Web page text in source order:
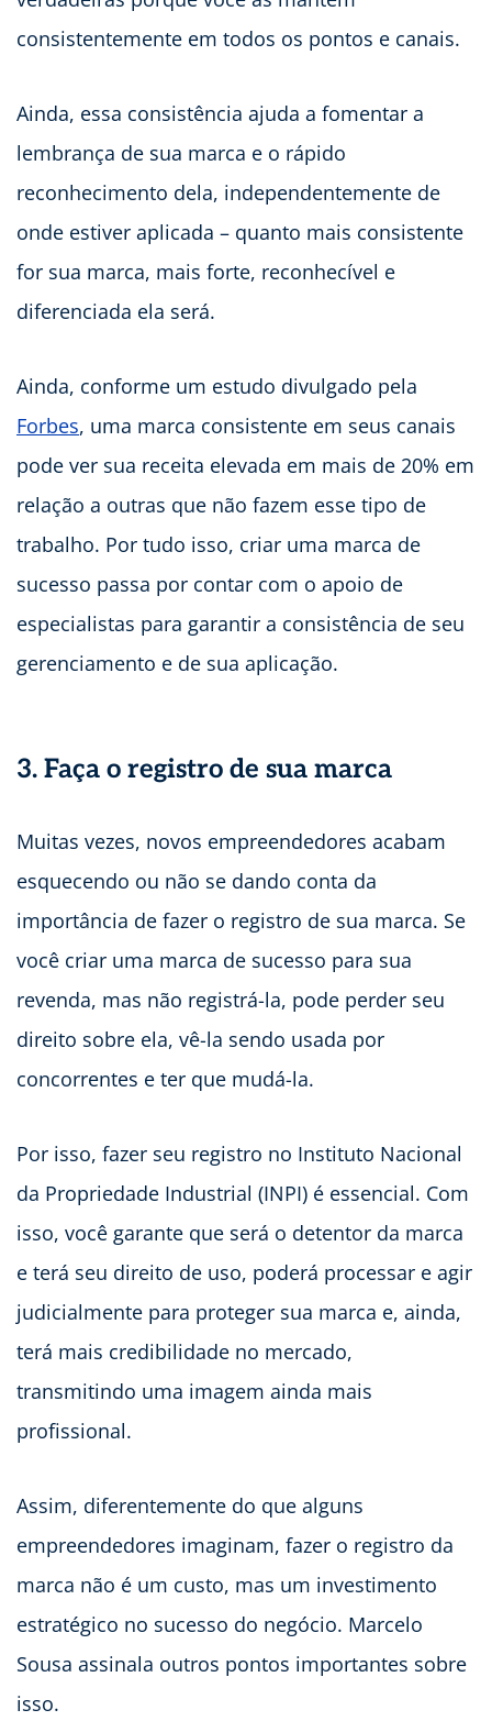
consistentemente em todos os pontos e canais.
Ainda, essa consistência ajuda a fomentar a
lembrança de sua marca e o rápido
reconhecimento dela, independentemente de
onde estiver aplicada – quanto mais consistente
for sua marca, mais forte, reconhecível e
diferenciada ela será.
Ainda, conforme um estudo divulgado pela
Forbes, uma marca consistente em seus canais
pode ver sua receita elevada em mais de 20% em
relação a outras que não fazem esse tipo de
trabalho. Por tudo isso, criar uma marca de
sucesso passa por contar com o apoio de
especialistas para garantir a consistência de seu
gerenciamento e de sua aplicação.
3. Faça o registro de sua marca
Muitas vezes, novos empreendedores acabam
esquecendo ou não se dando conta da
importância de fazer o registro de sua marca. Se
você criar uma marca de sucesso para sua
revenda, mas não registrá-la, pode perder seu
direito sobre ela, vê-la sendo usada por
concorrentes e ter que mudá-la.
Por isso, fazer seu registro no Instituto Nacional
da Propriedade Industrial (INPI) é essencial. Com
isso, você garante que será o detentor da marca
e terá seu direito de uso, poderá processar e agir
judicialmente para proteger sua marca e, ainda,
terá mais credibilidade no mercado,
transmitindo uma imagem ainda mais
profissional.
Assim, diferentemente do que alguns
empreendedores imaginam, fazer o registro da
marca não é um custo, mas um investimento
estratégico no sucesso do negócio. Marcelo
Sousa assinala outros pontos importantes sobre
isso.